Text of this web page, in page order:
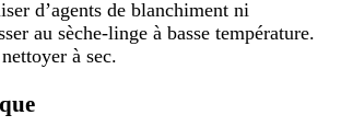
d’agents de blanchiment ni
au sèche-linge à basse température.
à sec.